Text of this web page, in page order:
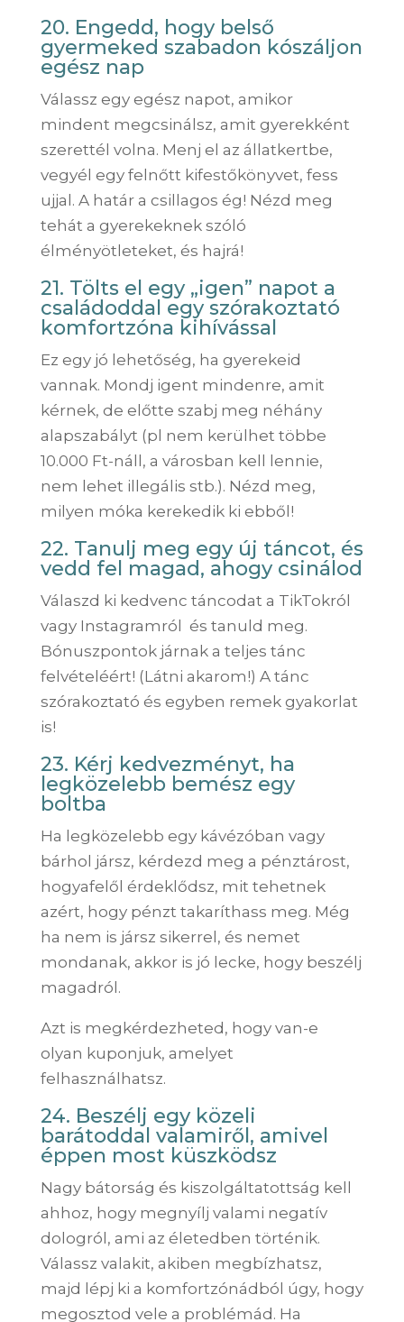
20. Engedd, hogy belső
gyermeked szabadon kószáljon
egész nap
Válassz egy egész napot, amikor
mindent megcsinálsz, amit gyerekként
szerettél volna. Menj el az állatkertbe,
vegyél egy felnőtt kifestőkönyvet, fess
ujjal. A határ a csillagos ég! Nézd meg
tehát a gyerekeknek szóló
élményötleteket, és hajrá!
21. Tölts el egy „igen” napot a
családoddal egy szórakoztató
komfortzóna kihívással
Ez egy jó lehetőség, ha gyerekeid
vannak. Mondj igent mindenre, amit
kérnek, de előtte szabj meg néhány
alapszabályt (pl nem kerülhet többe
10.000 Ft-náll, a városban kell lennie,
nem lehet illegális stb.). Nézd meg,
milyen móka kerekedik ki ebből!
22. Tanulj meg egy új táncot, és
vedd fel magad, ahogy csinálod
Válaszd ki kedvenc táncodat a TikTokról
vagy Instagramról és tanuld meg.
Bónuszpontok járnak a teljes tánc
felvételéért! (Látni akarom!) A tánc
szórakoztató és egyben remek gyakorlat
is!
23. Kérj kedvezményt, ha
legközelebb bemész egy
boltba
Ha legközelebb egy kávézóban vagy
bárhol jársz, kérdezd meg a pénztárost,
hogyafelől érdeklődsz, mit tehetnek
azért, hogy pénzt takaríthass meg. Még
ha nem is jársz sikerrel, és nemet
mondanak, akkor is jó lecke, hogy beszélj
magadról.
Azt is megkérdezheted, hogy van-e
olyan kuponjuk, amelyet
felhasználhatsz.
24. Beszélj egy közeli
barátoddal valamiről, amivel
éppen most küszködsz
Nagy bátorság és kiszolgáltatottság kell
ahhoz, hogy megnyílj valami negatív
dologról, ami az életedben történik.
Válassz valakit, akiben megbízhatsz,
majd lépj ki a komfortzónádból úgy, hogy
megosztod vele a problémád. Ha